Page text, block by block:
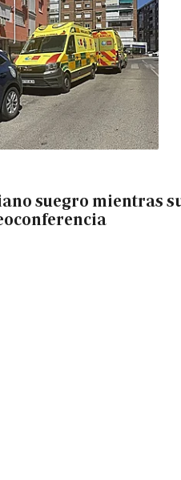
suegro mientras